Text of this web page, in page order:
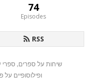
74
Episodes
RSS
שיחות על ספרים, ספרי
ופילוסופיים על